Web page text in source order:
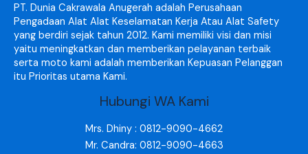
PT. Dunia Cakrawala Anugerah adalah Perusahaan
Pengadaan Alat Alat Keselamatan Kerja Atau Alat Safety
yang berdiri sejak tahun 2012. Kami memiliki visi dan misi
yaitu meningkatkan dan memberikan pelayanan terbaik
serta moto kami adalah memberikan Kepuasan Pelanggan
itu Prioritas utama Kami.
Hubungi WA Kami
Mrs. Dhiny : 0812-9090-4662
Mr. Candra: 0812-9090-4663